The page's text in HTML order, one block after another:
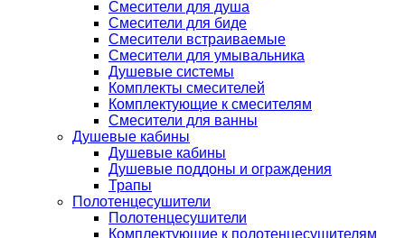
Смесители для душа
Смесители для биде
Смесители встраиваемые
Смесители для умывальника
Душевые системы
Комплекты смесителей
Комплектующие к смесителям
Смесители для ванны
Душевые кабины
Душевые кабины
Душевые поддоны и ограждения
Трапы
Полотенцесушители
Полотенцесушители
Комплектующие к полотенцесушителям